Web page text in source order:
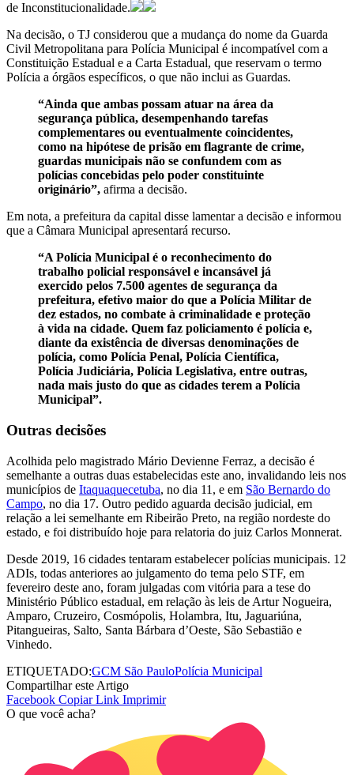
de Inconstitucionalidade.
Na decisão, o TJ considerou que a mudança do nome da Guarda
Civil Metropolitana para Polícia Municipal é incompatível com a
Constituição Estadual e a Carta Estadual, que reservam o termo
Polícia a órgãos específicos, o que não inclui as Guardas.
“Ainda que ambas possam atuar na área da
segurança pública, desempenhando tarefas
complementares ou eventualmente coincidentes,
como na hipótese de prisão em flagrante de crime,
guardas municipais não se confundem com as
polícias concebidas pelo poder constituinte
originário”, afirma a decisão.
Em nota, a prefeitura da capital disse lamentar a decisão e informou
que a Câmara Municipal apresentará recurso.
“A Polícia Municipal é o reconhecimento do
trabalho policial responsável e incansável já
exercido pelos 7.500 agentes de segurança da
prefeitura, efetivo maior do que a Polícia Militar de
dez estados, no combate à criminalidade e proteção
à vida na cidade. Quem faz policiamento é polícia e,
diante da existência de diversas denominações de
polícia, como Polícia Penal, Polícia Científica,
Polícia Judiciária, Polícia Legislativa, entre outras,
nada mais justo do que as cidades terem a Polícia
Municipal”.
Outras decisões
Acolhida pelo magistrado Mário Devienne Ferraz, a decisão é
semelhante a outras duas estabelecidas este ano, invalidando leis nos
municípios de Itaquaquecetuba, no dia 11, e em São Bernardo do
Campo, no dia 17. Outro pedido aguarda decisão judicial, em
relação a lei semelhante em Ribeirão Preto, na região nordeste do
estado, e foi distribuído hoje para relatoria do juiz Carlos Monnerat.
Desde 2019, 16 cidades tentaram estabelecer polícias municipais. 12
ADIs, todas anteriores ao julgamento do tema pelo STF, em
fevereiro deste ano, foram julgadas com vitória para a tese do
Ministério Público estadual, em relação às leis de Artur Nogueira,
Amparo, Cruzeiro, Cosmópolis, Holambra, Itu, Jaguariúna,
Pitangueiras, Salto, Santa Bárbara d’Oeste, São Sebastião e
Vinhedo.
ETIQUETADO:GCM São PauloPolícia Municipal
Compartilhar este Artigo
Facebook Copiar Link Imprimir
O que você acha?